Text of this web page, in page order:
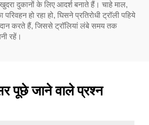
दुकानों के लिए आदर्श बनाते हैं। चाहे माल,
हो रहा हो, घिसने प्रतिरोधी ट्रॉली पहिये
करते हैं, जिससे ट्रॉलियां लंबे समय तक
रहें।
पूछे जाने वाले प्रश्न